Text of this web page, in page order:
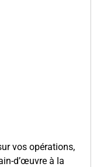
vos opérations,
d’œuvre à la